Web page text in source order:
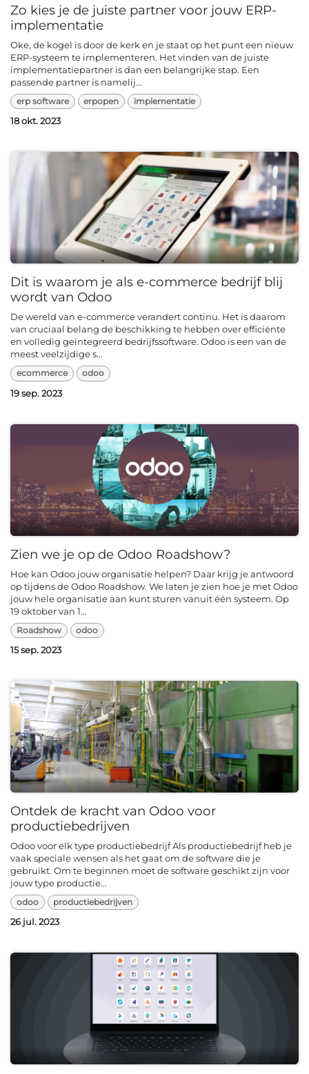
Zo kies je de juiste partner voor jouw ERP-
implementatie
Oke, de kogel is door de kerk en je staat op het punt een nieuw
ERP-systeem te implementeren. Het vinden van de juiste
implementatiepartner is dan een belangrijke stap. Een
passende partner is namelij...
erp software erpopen implementatie
18 okt. 2023
Dit is waarom je als e-commerce bedrijf blij
wordt van Odoo
De wereld van e-commerce verandert continu. Het is daarom
van cruciaal belang de beschikking te hebben over efficiënte
en volledig geïntegreerd bedrijfssoftware. Odoo is een van de
meest veelzijdige s...
ecommerce odoo
19 sep. 2023
Zien we je op de Odoo Roadshow?
Hoe kan Odoo jouw organisatie helpen? Daar krijg je antwoord
op tijdens de Odoo Roadshow. We laten je zien hoe je met Odoo
jouw hele organisatie aan kunt sturen vanuit één systeem. Op
19 oktober van 1...
Roadshow odoo
15 sep. 2023
Ontdek de kracht van Odoo voor
productiebedrijven
Odoo voor elk type productiebedrijf Als productiebedrijf heb je
vaak speciale wensen als het gaat om de software die je
gebruikt. Om te beginnen moet de software geschikt zijn voor
jouw type productie...
odoo productiebedrijven
26 jul. 2023